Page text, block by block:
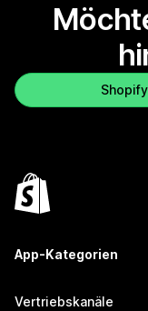
App-Kategorien
Vertriebskanäle